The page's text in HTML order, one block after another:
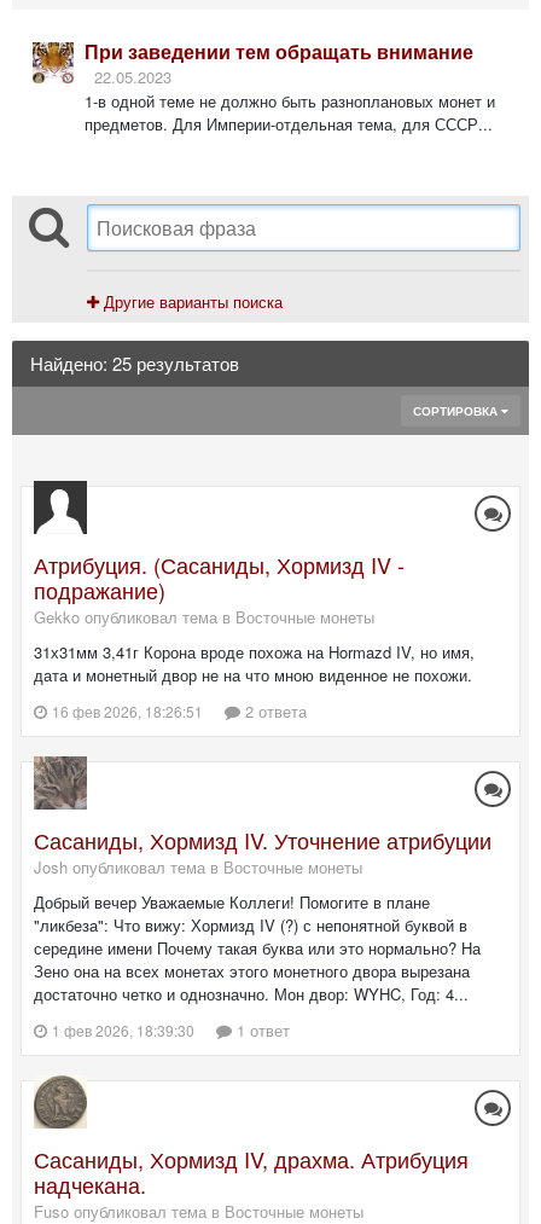
При заведении тем обращать внимание
22.05.2023
1-в одной теме не должно быть разноплановых монет и
предметов. Для Империи-отдельная тема, для СССР...
Другие варианты поиска
Найдено: 25 результатов
СОРТИРОВКА
Атрибуция. (Сасаниды, Хормизд IV -
подражание)
Gekko опубликовал тема в Восточные монеты
31х31мм 3,41г Корона вроде похожа на Hormazd IV, но имя,
дата и монетный двор не на что мною виденное не похожи.
16 фев 2026, 18:26:51 2 ответа
Сасаниды, Хормизд IV. Уточнение атрибуции
Josh опубликовал тема в Восточные монеты
Добрый вечер Уважаемые Коллеги! Помогите в плане
"ликбеза": Что вижу: Хормизд IV (?) с непонятной буквой в
середине имени Почему такая буква или это нормально? На
Зено она на всех монетах этого монетного двора вырезана
достаточно четко и однозначно. Мон двор: WYHC, Год: 4...
1 фев 2026, 18:39:30 1 ответ
Сасаниды, Хормизд IV, драхма. Атрибуция
надчекана.
Fuso опубликовал тема в Восточные монеты